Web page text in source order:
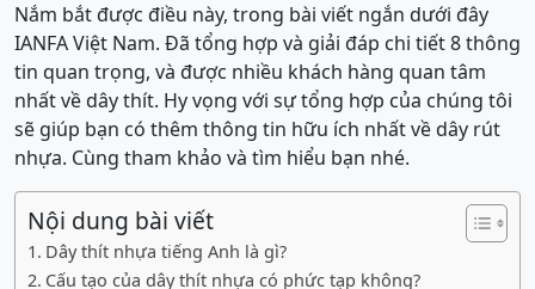
Nắm bắt được điều này, trong bài viết ngắn dưới đây
IANFA Việt Nam. Đã tổng hợp và giải đáp chi tiết 8 thông
tin quan trọng, và được nhiều khách hàng quan tâm
nhất về dây thít. Hy vọng với sự tổng hợp của chúng tôi
sẽ giúp bạn có thêm thông tin hữu ích nhất về dây rút
nhựa. Cùng tham khảo và tìm hiểu bạn nhé.
Nội dung bài viết
Dây thít nhựa tiếng Anh là gì?
Cấu tạo của dây thít nhựa có phức tạp không?